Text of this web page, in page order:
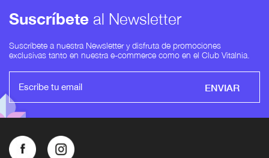
Suscríbete al Newsletter
Suscríbete a nuestra Newsletter y disfruta de promociones
exclusivas tanto en nuestra e-commerce como en el Club Vitalnia.
ENVIAR